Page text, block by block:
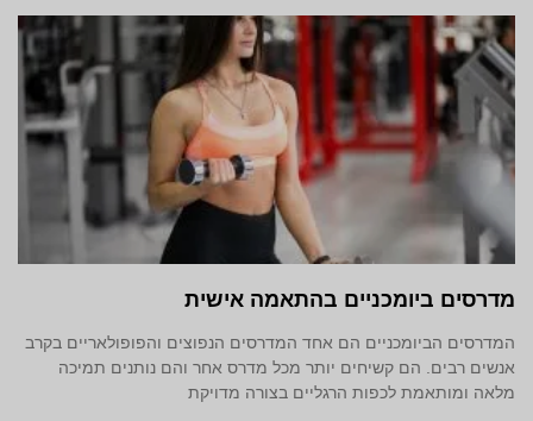
מדרסים ביומכניים בהתאמה אישית
המדרסים הביומכניים הם אחד המדרסים הנפוצים והפופולאריים בקרב
אנשים רבים. הם קשיחים יותר מכל מדרס אחר והם נותנים תמיכה
מלאה ומותאמת לכפות הרגליים בצורה מדויקת